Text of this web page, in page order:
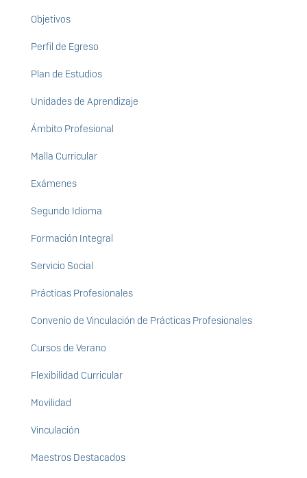
Objetivos
Perfil de Egreso
Plan de Estudios
Unidades de Aprendizaje
Ámbito Profesional
Malla Curricular
Exámenes
Segundo Idioma
Formación Integral
Servicio Social
Prácticas Profesionales
Convenio de Vinculación de Prácticas Profesionales
Cursos de Verano
Flexibilidad Curricular
Movilidad
Vinculación
Maestros Destacados